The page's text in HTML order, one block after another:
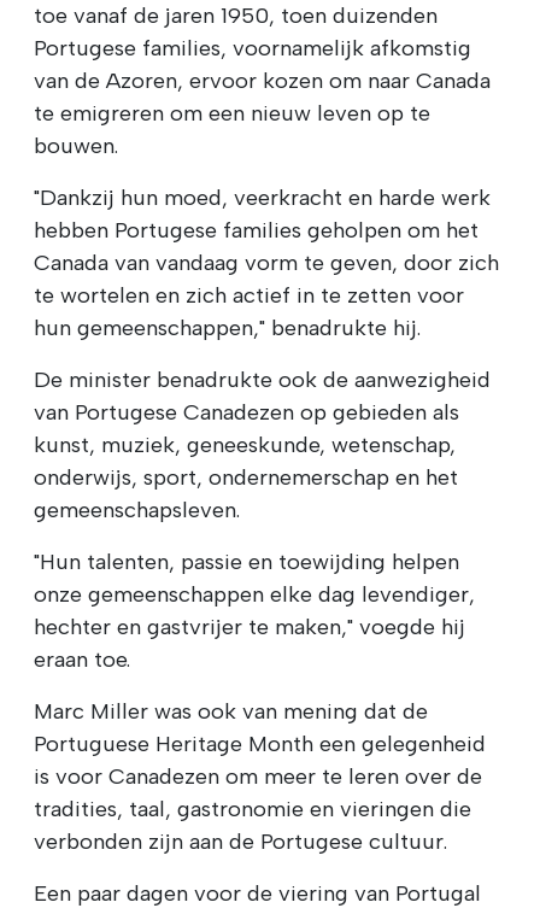
toe vanaf de jaren 1950, toen duizenden
Portugese families, voornamelijk afkomstig
van de Azoren, ervoor kozen om naar Canada
te emigreren om een nieuw leven op te
bouwen.
"Dankzij hun moed, veerkracht en harde werk
hebben Portugese families geholpen om het
Canada van vandaag vorm te geven, door zich
te wortelen en zich actief in te zetten voor
hun gemeenschappen," benadrukte hij.
De minister benadrukte ook de aanwezigheid
van Portugese Canadezen op gebieden als
kunst, muziek, geneeskunde, wetenschap,
onderwijs, sport, ondernemerschap en het
gemeenschapsleven.
"Hun talenten, passie en toewijding helpen
onze gemeenschappen elke dag levendiger,
hechter en gastvrijer te maken," voegde hij
eraan toe.
Marc Miller was ook van mening dat de
Portuguese Heritage Month een gelegenheid
is voor Canadezen om meer te leren over de
tradities, taal, gastronomie en vieringen die
verbonden zijn aan de Portugese cultuur.
Een paar dagen voor de viering van Portugal